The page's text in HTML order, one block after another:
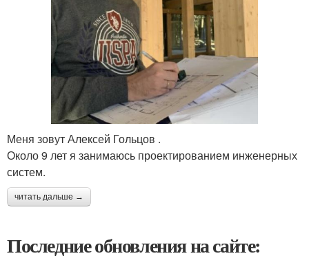
Меня зовут Алексей Гольцов .
Около 9 лет я занимаюсь проектированием инженерных
систем.
читать дальше →
Последние обновления на сайте: